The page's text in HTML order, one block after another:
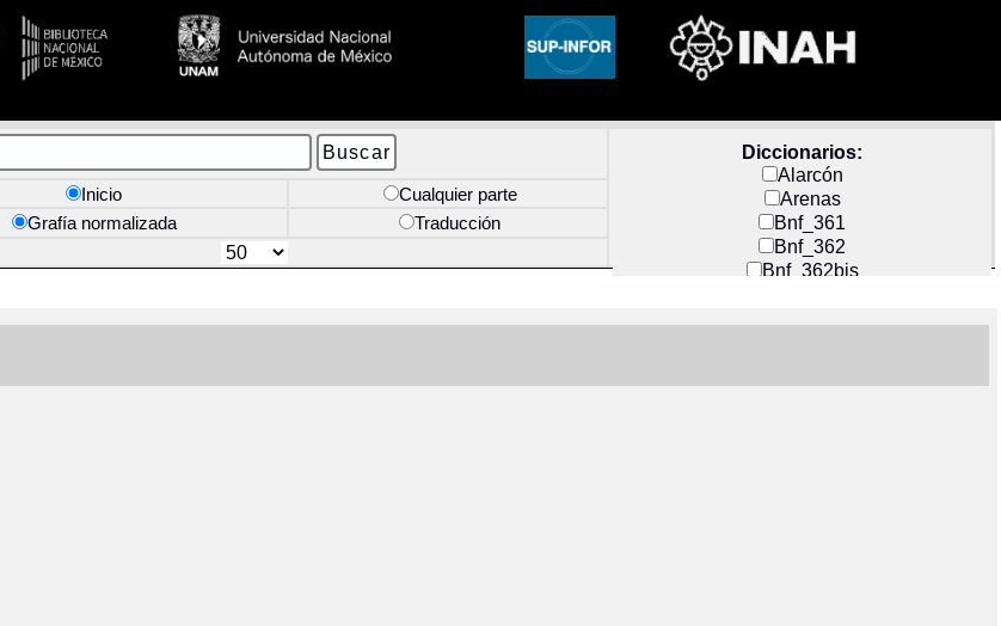
Diccionarios:
Alarcón
Arenas
Bnf_361
Bnf_362
Bnf_362bis
Docs_México
Inicio
Cualquier parte
Grafía normalizada
Traducción